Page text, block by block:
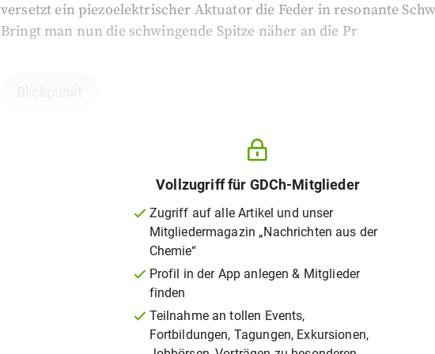
versetzt ein piezoelektrischer Aktuator die Feder in resonante
Bringt man nun die schwingende Spitze näher an die Pr
Vollzugriff für GDCh-Mitglieder
Zugriff auf alle Artikel und unser
Mitgliedermagazin „Nachrichten aus der
Chemie“
Profil in der App anlegen & Mitglieder
finden
Teilnahme an tollen Events,
Fortbildungen, Tagungen, Exkursionen,